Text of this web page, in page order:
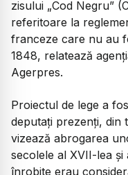
zisului „Cod Negru”
referitoare la
franceze care nu au
1848, relatează
Agerpres.
Proiectul de lege a
deputați prezenți, din
vizează abrogarea
secolele al XVII-lea
înrobite erau